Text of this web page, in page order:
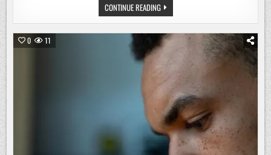
CONTINUE READINGKÖLNER
OB
WILL
SEINE
STADT
ZUM
„GENEHMIGUNGSWELTMEISTER“
MACHEN
/
TORSTEN
BURMESTER
(SPD)
KÜNDIGT
BESCHLEUNIGUNGS-
UND
EFFIZIENZPROGRAMM
FÜR
DIE
VERWALTUNG
0 11